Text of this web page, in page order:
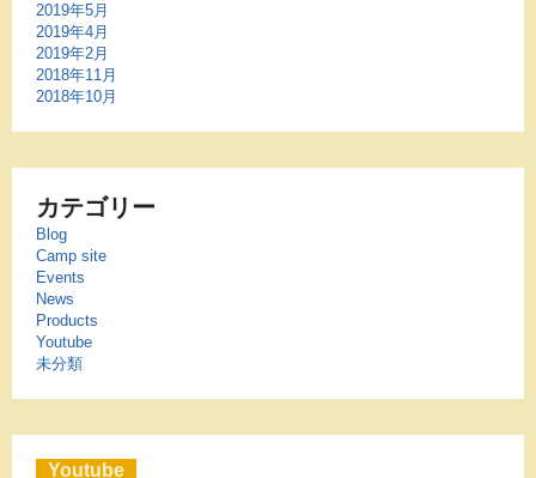
2019年5月
2019年4月
2019年2月
2018年11月
2018年10月
カテゴリー
Blog
Camp site
Events
News
Products
Youtube
未分類
Youtube